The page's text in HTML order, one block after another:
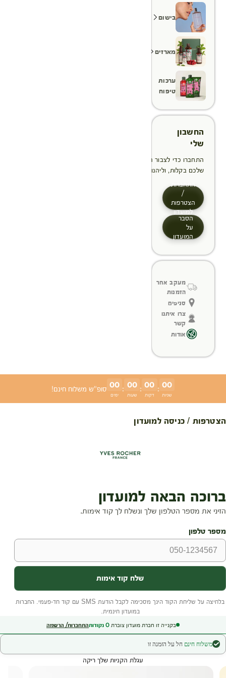
בישום
מארזים
ערכות
טיפוח
החשבון
שלי
התחברו כדי לצבור הטבות, לנהל ולעקוב אחר ההזמנות
שלכם בקלות, וליהנות מתהליך תשלום מהיר יותר
התחברות
/
הצטרפות
למועדון
הסבר
על
המועדון
מעקב אחר
הזמנות
סניפים
צרו איתנו
קשר
אודות
00
ימים
: 00
שעות
: 00
דקות
: 00
שניות
סופ"ש משלוח חינם!
הצטרפות / כניסה למועדון
בקנייה זו חברת מועדון צוברת 0 נקודותהתחברות/ הרשמה
משלוח חינם חל על הזמנה זו
עגלת הקניות שלך ריקה